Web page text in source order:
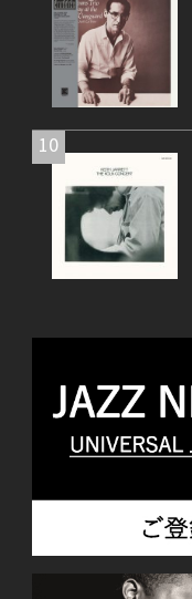
10